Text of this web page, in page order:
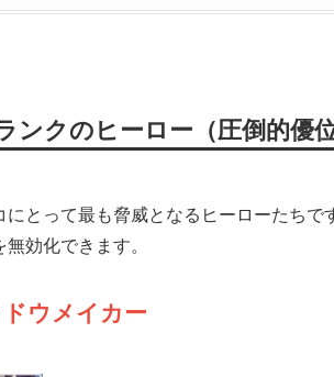
ンクのヒーロー（圧倒的優位
にとって最も脅威となるヒーローたち
無効化できます。
ウメイカー